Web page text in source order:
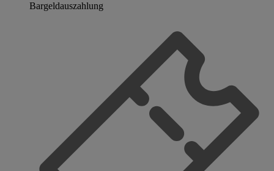
Bargeldauszahlung